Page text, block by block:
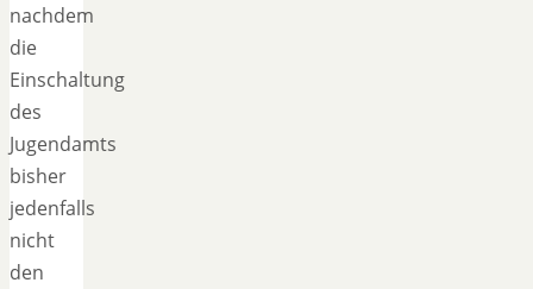
nachdem
die
Einschaltung
des
Jugendamts
bisher
jedenfalls
nicht
den